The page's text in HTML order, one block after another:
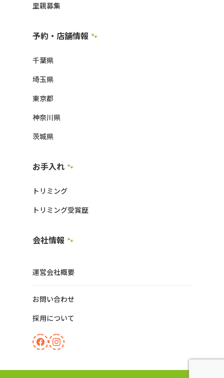
里親募集
予約・店舗情報 🐾
千葉県
埼玉県
東京都
神奈川県
茨城県
お手入れ 🐾
トリミング
トリミング受賞歴
会社情報 🐾
運営会社概要
お問い合わせ
採用について